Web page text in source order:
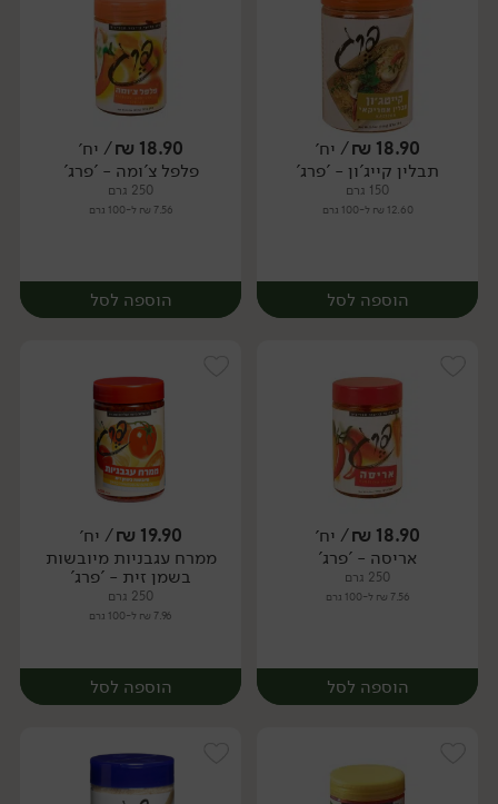
יח׳ יח׳
18.90
₪/ יח׳
תבלין קייג'ון - 'פרג'
150 גרם
12.60 ₪ ל-100 גרם
הוספה לסל
יח׳
18.90
₪/ יח׳
פלפל צ'ומה - 'פרג'
250 גרם
7.56 ₪ ל-100 גרם
הוספה לסל
יח׳
18.90
₪/ יח׳
אריסה - 'פרג'
250 גרם
7.56 ₪ ל-100 גרם
הוספה לסל
19.90
₪/ יח׳
ממרח עגבניות מיובשות
בשמן זית - 'פרג'
250 גרם
7.96 ₪ ל-100 גרם
הוספה לסל